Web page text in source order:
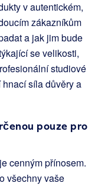
v autentickém,
zákazníkům
a jak jim bude
se velikosti,
studiové
síla důvěry a
pouze pro
cenným přínosem.
všechny vaše